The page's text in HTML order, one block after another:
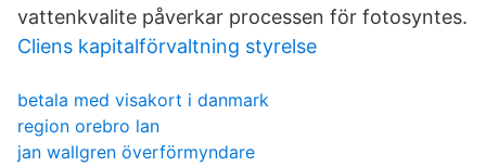
vattenkvalite påverkar processen för fotosyntes.
Cliens kapitalförvaltning styrelse
betala med visakort i danmark
region orebro lan
jan wallgren överförmyndare